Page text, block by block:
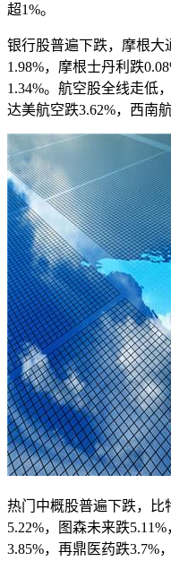
超1%。
银行股普遍下跌，摩根大
1.98%，摩根士丹利跌
1.34%。航空股全线走低
达美航空跌3.62%，西南
热门中概股普遍下跌，比
5.22%，图森未来跌
3.85%，再鼎医药跌3.7%